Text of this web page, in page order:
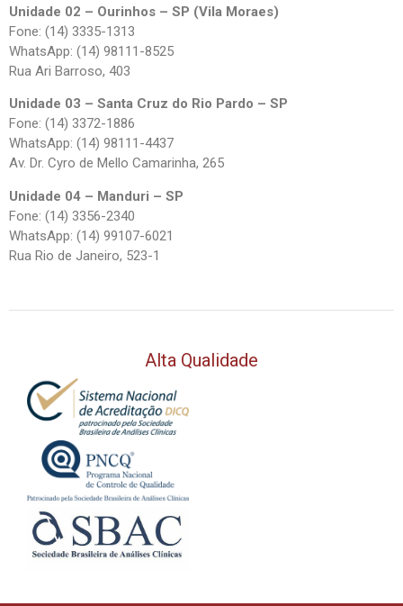
Unidade 02 – Ourinhos – SP (Vila Moraes)
Fone: (14) 3335-1313
WhatsApp: (14) 98111-8525
Rua Ari Barroso, 403
Unidade 03 – Santa Cruz do Rio Pardo – SP
Fone: (14) 3372-1886
WhatsApp: (14) 98111-4437
Av. Dr. Cyro de Mello Camarinha, 265
Unidade 04 – Manduri – SP
Fone: (14) 3356-2340
WhatsApp: (14) 99107-6021
Rua Rio de Janeiro, 523-1
Alta Qualidade